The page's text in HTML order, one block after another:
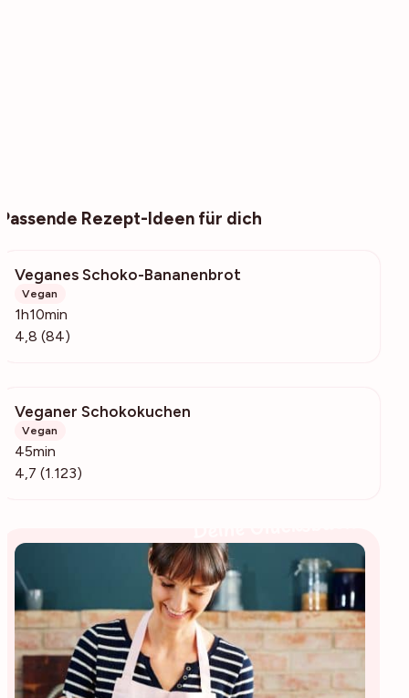
Passende Rezept-Ideen für dich
Veganes Schoko-Bananenbrot
Vegan
1h10min
4,8 (84)
Veganer Schokokuchen
Vegan
45min
4,7 (1.123)